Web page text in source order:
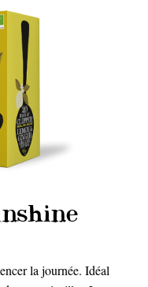
la journée. Idéal